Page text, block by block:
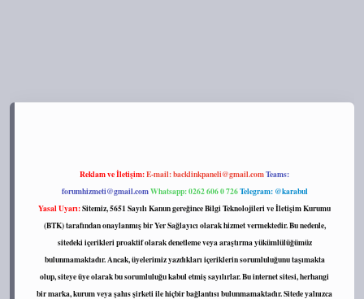
Reklam ve İletişim:E-mail:backlinkpaneli@gmail.comTeams:
forumhizmeti@gmail.comWhatsapp: 0262 606 0 726Telegram: @karabul
Yasal Uyarı:Sitemiz, 5651 Sayılı Kanun gereğince Bilgi Teknolojileri ve İletişim Kurumu
(BTK) tarafından onaylanmış bir Yer Sağlayıcı olarak hizmet vermektedir. Bu nedenle,
sitedeki içerikleri proaktif olarak denetleme veya araştırma yükümlülüğümüz
bulunmamaktadır. Ancak, üyelerimiz yazdıkları içeriklerin sorumluluğunu taşımakta
olup, siteye üye olarak bu sorumluluğu kabul etmiş sayılırlar. Bu internet sitesi, herhangi
bir marka, kurum veya şahıs şirketi ile hiçbir bağlantısı bulunmamaktadır. Sitede yalnızca